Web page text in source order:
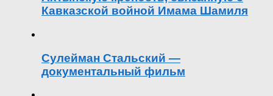
Кавказской войной Имама Шамиля
Сулейман Стальский —
документальный фильм